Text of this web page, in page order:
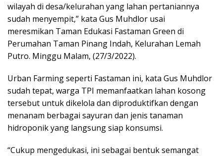
wilayah di desa/kelurahan yang lahan pertaniannya
sudah menyempit,” kata Gus Muhdlor usai
meresmikan Taman Edukasi Fastaman Green di
Perumahan Taman Pinang Indah, Kelurahan Lemah
Putro. Minggu Malam, (27/3/2022).
Urban Farming seperti Fastaman ini, kata Gus Muhdlor
sudah tepat, warga TPI memanfaatkan lahan kosong
tersebut untuk dikelola dan diproduktifkan dengan
menanam berbagai sayuran dan jenis tanaman
hidroponik yang langsung siap konsumsi.
“Cukup mengedukasi, ini sebagai bentuk semangat